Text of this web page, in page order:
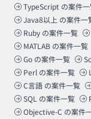
TypeScript の案件
Java8以上 の案件一
Ruby の案件一覧
MATLAB の案件一覧
Go の案件一覧
Perl の案件一覧
C言語 の案件一覧
SQL の案件一覧
Objective-C の案件